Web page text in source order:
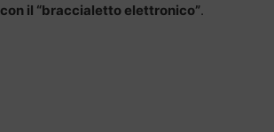
il “braccialetto elettronico”.